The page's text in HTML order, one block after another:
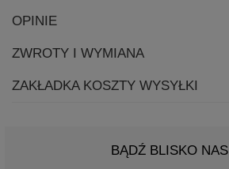
OPINIE
ZWROTY I WYMIANA
ZAKŁADKA KOSZTY WYSYŁKI
BĄDŹ BLISKO NAS